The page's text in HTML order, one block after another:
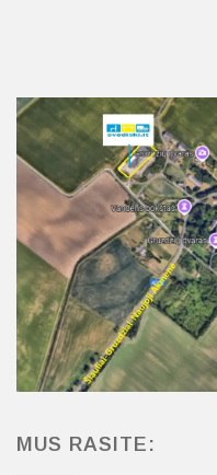
MUS RASITE: